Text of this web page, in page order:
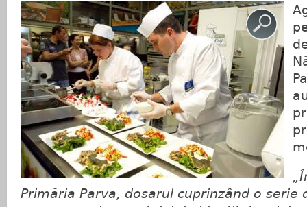
Primăria Parva, dosarul cuprinzând o serie